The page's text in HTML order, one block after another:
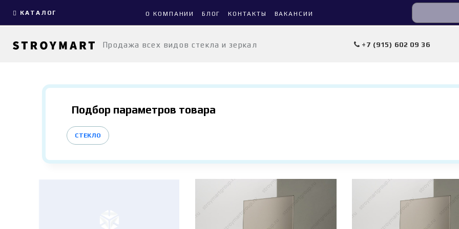
КАТАЛОГ О КОМПАНИИ БЛОГ КОНТАКТЫ ВАКАНСИИ
Продажа всех видов стекла и зеркал +7 (915) 602 09 36
Подбор параметров товара
СТЕКЛО